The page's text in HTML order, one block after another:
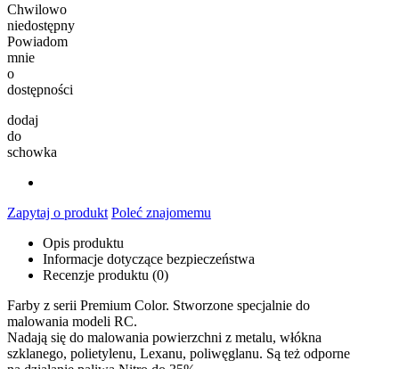
Chwilowo
niedostępny
Powiadom
mnie
o
dostępności
dodaj
do
schowka
Zapytaj o produkt Poleć znajomemu
Opis produktu
Informacje dotyczące bezpieczeństwa
Recenzje produktu (0)
Farby z serii Premium Color. Stworzone specjalnie do
malowania modeli RC.
Nadają się do malowania powierzchni z metalu, włókna
szklanego, polietylenu, Lexanu, poliwęglanu. Są też odporne